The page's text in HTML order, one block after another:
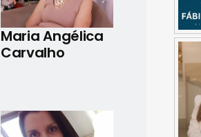
Maria Angélica
Carvalho